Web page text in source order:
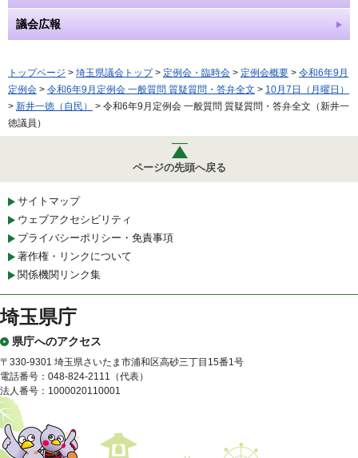
議会広報
トップページ > 埼玉県議会トップ> 定例会・臨時会 > 定例会概要 > 令和6年9月
定例会 > 令和6年9月定例会 一般質問 質疑質問・答弁全文 > 10月7日（月曜日）
> 新井一徳（自民）
> 令和6年9月定例会 一般質問 質疑質問・答弁全文（新井一
徳議員）
ページの先頭へ戻る
サイトマップ
ウェブアクセシビリティ
プライバシーポリシー・免責事項
著作権・リンクについて
関係機関リンク集
埼玉県庁
県庁へのアクセス
〒330-9301 埼玉県さいたま市浦和区高砂三丁目15番1号
電話番号：048-824-2111（代表）
法人番号：1000020110001